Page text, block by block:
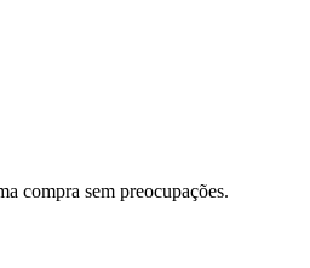
compra sem preocupações.